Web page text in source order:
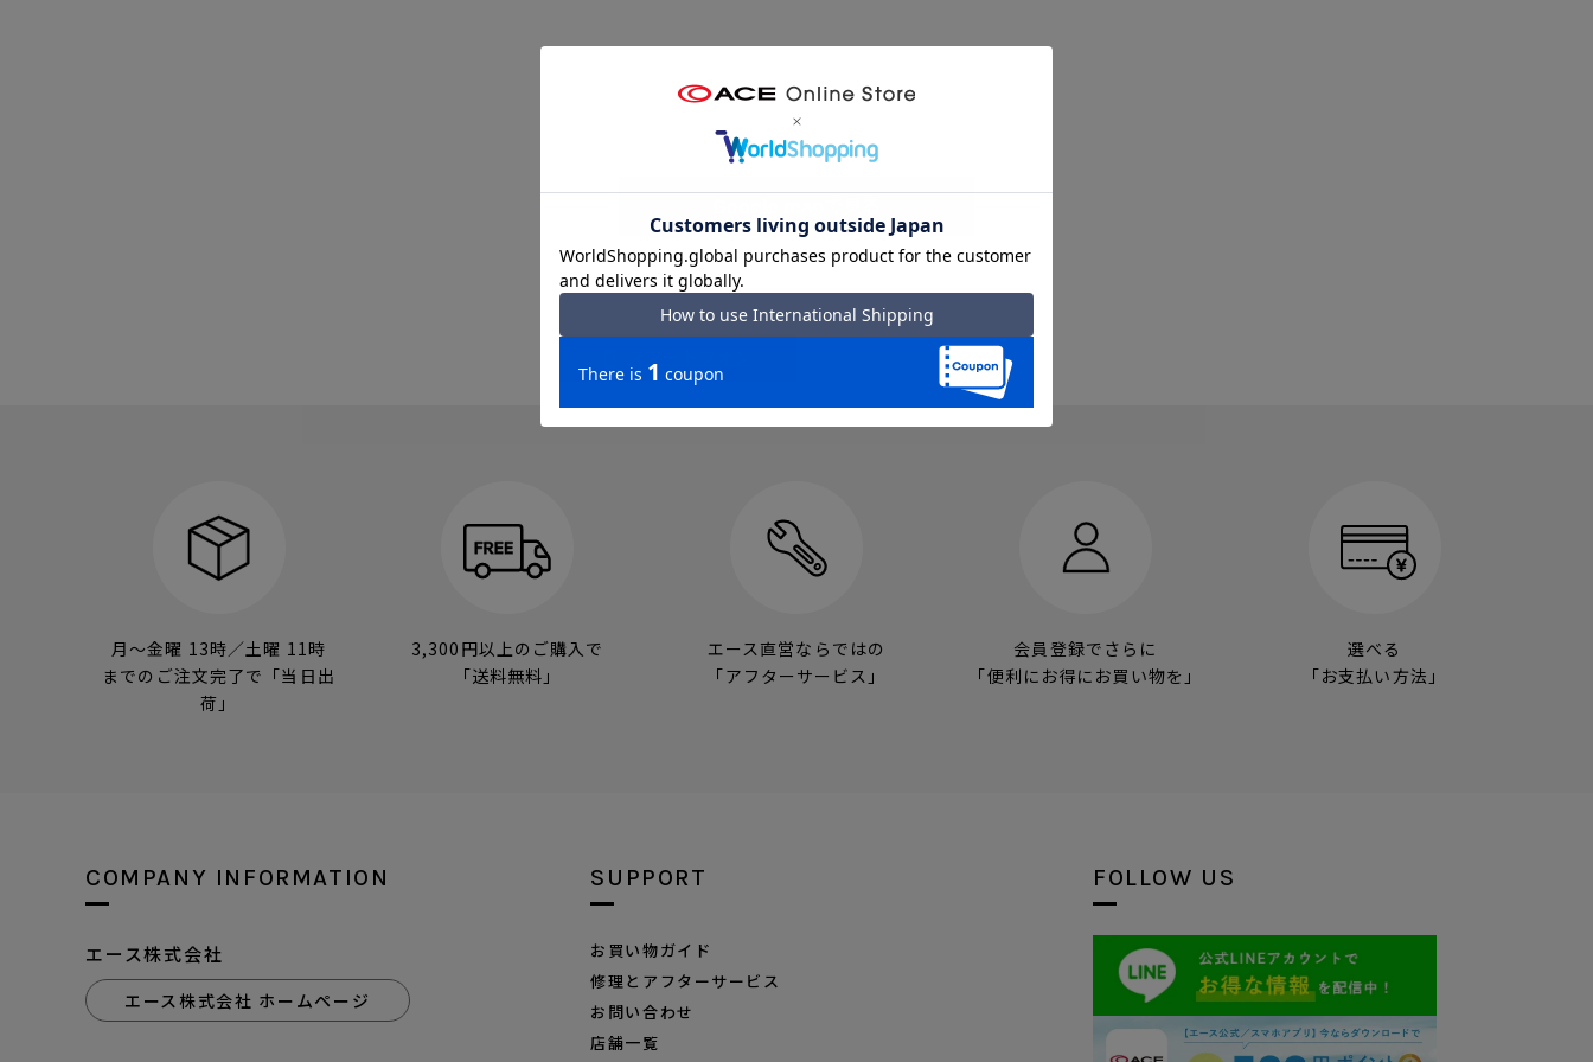
PC
月～金曜 13時／土曜 11時
までのご注文完了で「当日出
荷」
3,300円以上のご購入で
「送料無料」
エース直営ならではの
「アフターサービス」
会員登録でさらに
「便利にお得にお買い物を」
選べる
「お支払い方法」
COMPANY INFORMATION
エース株式会社
エース株式会社 ホームページ
SUPPORT
お買い物ガイド
修理とアフターサービス
お問い合わせ
店舗一覧
FOLLOW US